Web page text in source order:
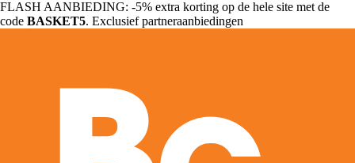
FLASH AANBIEDING: -5% extra korting op de hele site met de
code BASKET5. Exclusief partneraanbiedingen